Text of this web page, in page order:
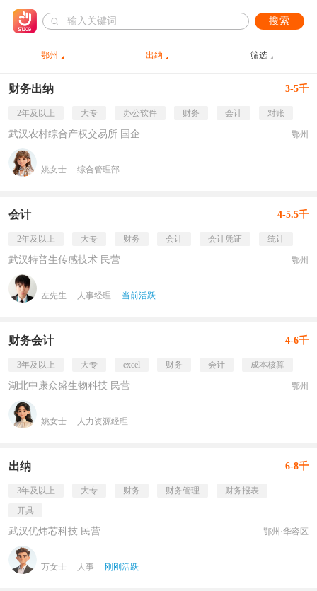
搜索
鄂州 出纳 筛选
财务出纳 3-5千
2年及以上 大专 办公软件 财务 会计 对账
武汉农村综合产权交易所 国企 鄂州
姚女士 综合管理部
会计 4-5.5千
2年及以上 大专 财务 会计 会计凭证 统计
武汉特普生传感技术 民营 鄂州
左先生 人事经理 当前活跃
财务会计 4-6千
3年及以上 大专 excel 财务 会计 成本核算
湖北中康众盛生物科技 民营 鄂州
姚女士 人力资源经理
出纳 6-8千
3年及以上 大专 财务 财务管理
财务报表
开具
武汉优炜芯科技 民营 鄂州·华容区
万女士 人事 刚刚活跃